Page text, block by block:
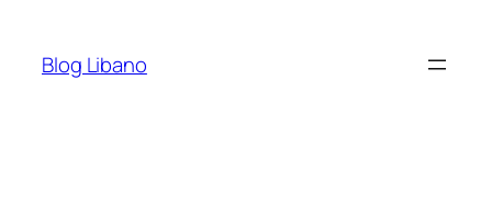
Blog Libano